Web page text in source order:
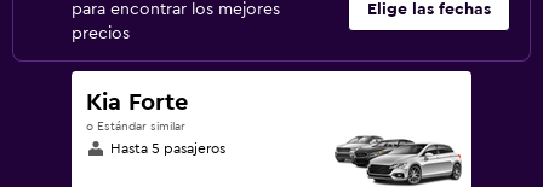
para encontrar los mejores
precios
Elige las fechas
Kia Forte
o Estándar similar
Hasta 5 pasajeros